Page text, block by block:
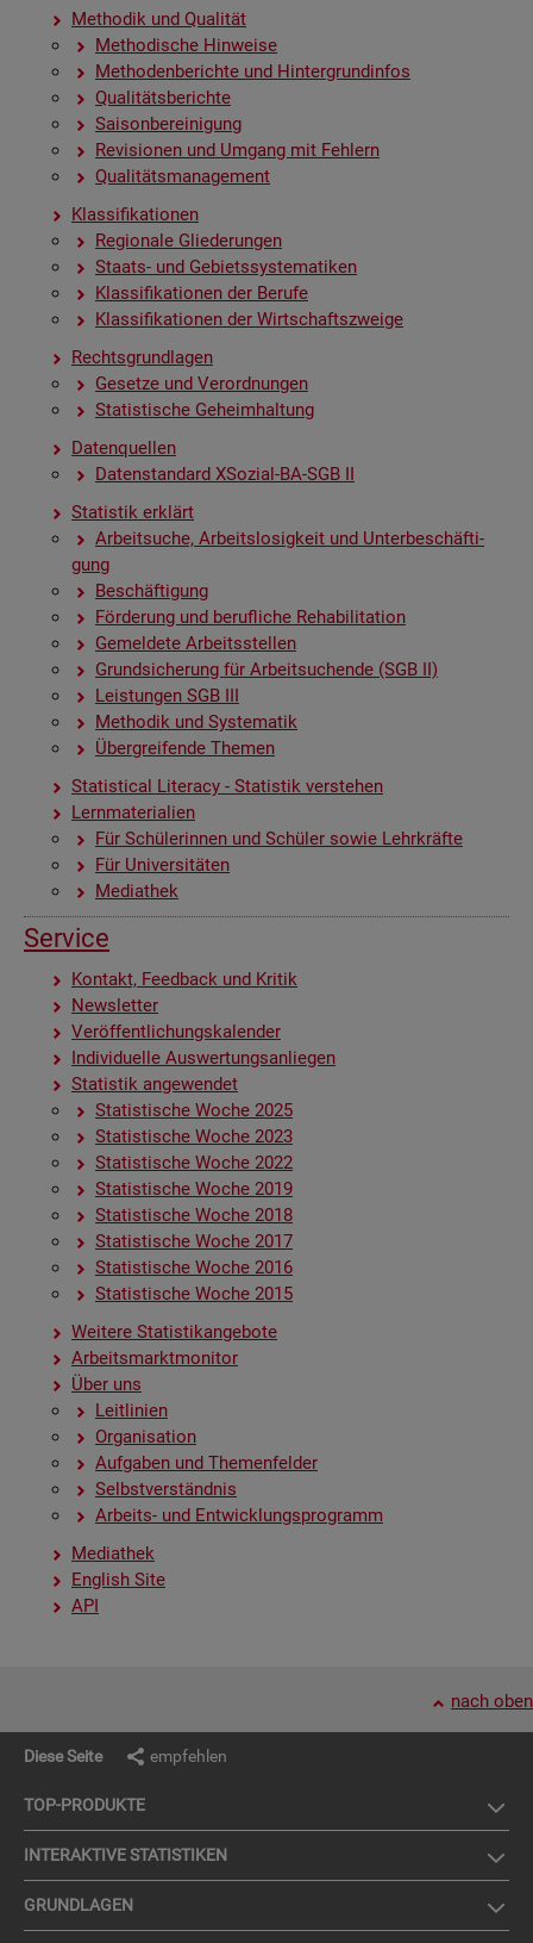
Me­tho­dik und Qua­li­tät
Me­tho­di­sche Hin­wei­se
Me­tho­den­be­rich­te und Hin­ter­grund­in­fos
Qua­li­täts­be­rich­te
Sai­son­be­rei­ni­gung
Re­vi­sio­nen und Um­gang mit Feh­lern
Qua­li­täts­ma­nage­ment
Klas­si­fi­ka­tio­nen
Re­gio­na­le Glie­de­run­gen
Staats- und Ge­biets­sys­te­ma­ti­ken
Klas­si­fi­ka­tio­nen der Be­ru­fe
Klas­si­fi­ka­tio­nen der Wirt­schafts­zwei­ge
Rechts­grund­la­gen
Ge­set­ze und Ver­ord­nun­gen
Sta­tis­ti­sche Ge­heim­hal­tung
Da­ten­quel­len
Da­ten­stan­dard XSo­zi­al-BA-SGB II
Sta­tis­tik er­klärt
Ar­beit­su­che, Ar­beits­lo­sig­keit und Un­ter­be­schäf­ti­
gung
Be­schäf­ti­gung
För­de­rung und be­ruf­li­che Re­ha­bi­li­ta­ti­on
Ge­mel­de­te Ar­beits­stel­len
Grund­si­che­rung für Ar­beit­su­chen­de (SGB II)
Leis­tun­gen SGB III
Me­tho­dik und Sys­te­ma­tik
Über­grei­fen­de The­men
Sta­ti­s­ti­cal Li­te­r­acy - Sta­tis­tik ver­ste­hen
Lern­ma­te­ria­li­en
Für Schü­le­rin­nen und Schü­ler sowie Lehr­kräf­te
Für Uni­ver­si­tä­ten
Me­dia­thek
Ser­vice
Kon­takt, Feed­back und Kri­tik
News­let­ter
Ver­öf­fent­li­chungs­ka­len­der
In­di­vi­du­el­le Aus­wer­tungs­an­lie­gen
Sta­tis­tik an­ge­wen­det
Sta­tis­ti­sche Woche 2025
Sta­tis­ti­sche Woche 2023
Sta­tis­ti­sche Woche 2022
Sta­tis­ti­sche Woche 2019
Sta­tis­ti­sche Woche 2018
Sta­tis­ti­sche Woche 2017
Sta­tis­ti­sche Woche 2016
Sta­tis­ti­sche Woche 2015
Wei­te­re Sta­tis­tik­an­ge­bo­te
Ar­beits­markt­mo­ni­tor
Über uns
Leit­li­ni­en
Or­ga­ni­sa­ti­on
Auf­ga­ben und The­men­fel­der
Selbst­ver­ständ­nis
Ar­beits- und Ent­wick­lungs­pro­gramm
Me­dia­thek
English Site
API
nach oben
Diese Seite empfehlen
TOP-PRO­DUK­TE
IN­TER­AK­TI­VE STA­TIS­TI­KEN
GRUND­LA­GEN